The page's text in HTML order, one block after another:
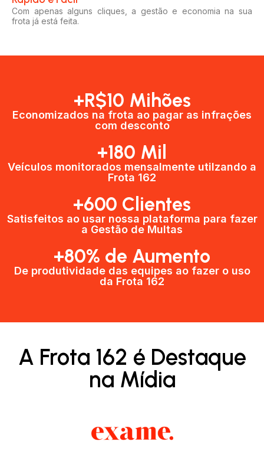
Com apenas alguns cliques, a gestão e economia na sua
frota já está feita.
+R$10 Mihões
Economizados na frota ao pagar as infrações
com desconto
+180 Mil
Veículos monitorados mensalmente utilzando a
Frota 162
+600 Clientes​
Satisfeitos ao usar nossa plataforma para fazer
a Gestão de Multas​
+80% de Aumento
De produtividade das equipes ao fazer o uso
da Frota 162​
A Frota 162 é Destaque
na Mídia